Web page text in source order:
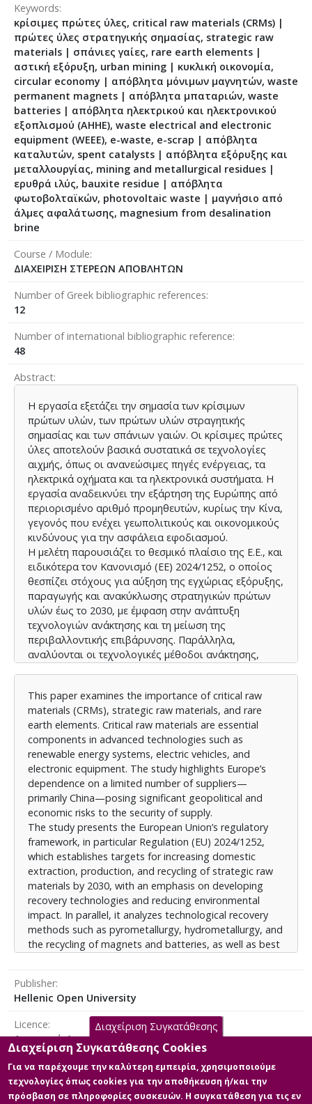
Keywords
κρίσιμες πρώτες ύλες, critical raw materials (CRMs) |
πρώτες ύλες στρατηγικής σημασίας, strategic raw
materials | σπάνιες γαίες, rare earth elements |
αστική εξόρυξη, urban mining | κυκλική οικονομία,
circular economy | απόβλητα μόνιμων μαγνητών, waste
permanent magnets | απόβλητα μπαταριών, waste
batteries | απόβλητα ηλεκτρικού και ηλεκτρονικού
εξοπλισμού (ΑΗΗΕ), waste electrical and electronic
equipment (WEEE), e-waste, e-scrap | απόβλητα
καταλυτών, spent catalysts | απόβλητα εξόρυξης και
μεταλλουργίας, mining and metallurgical residues |
ερυθρά ιλύς, bauxite residue | απόβλητα
φωτοβολταϊκών, photovoltaic waste | μαγνήσιο από
άλμες αφαλάτωσης, magnesium from desalination
brine
Course / Module
ΔΙΑΧΕΙΡΙΣΗ ΣΤΕΡΕΩΝ ΑΠΟΒΛΗΤΩΝ
Number of Greek bibliographic references
12
Number of international bibliographic reference
48
Abstract
Η εργασία εξετάζει την σημασία των κρίσιμων
πρώτων υλών, των πρώτων υλών στραγητικής
σημασίας και των σπάνιων γαιών. Οι κρίσιμες πρώτες
ύλες αποτελούν βασικά συστατικά σε τεχνολογίες
αιχμής, όπως οι ανανεώσιμες πηγές ενέργειας, τα
ηλεκτρικά οχήματα και τα ηλεκτρονικά συστήματα. Η
εργασία αναδεικνύει την εξάρτηση της Ευρώπης από
περιορισμένο αριθμό προμηθευτών, κυρίως την Κίνα,
γεγονός που ενέχει γεωπολιτικούς και οικονομικούς
κινδύνους για την ασφάλεια εφοδιασμού.
Η μελέτη παρουσιάζει το θεσμικό πλαίσιο της Ε.Ε., και
ειδικότερα τον Κανονισμό (ΕΕ) 2024/1252, ο οποίος
θεσπίζει στόχους για αύξηση της εγχώριας εξόρυξης,
παραγωγής και ανακύκλωσης στρατηγικών πρώτων
υλών έως το 2030, με έμφαση στην ανάπτυξη
τεχνολογιών ανάκτησης και τη μείωση της
περιβαλλοντικής επιβάρυνσης. Παράλληλα,
αναλύονται οι τεχνολογικές μέθοδοι ανάκτησης,
βέλτιστες βιομηχανικές πρακτικές από πολυεθνικές
εταιρείες όπως η Umicore και η Heraeus.
Τα αποτελέσματα υπογραμμίζουν ότι η ενίσχυση της
κυκλικότητας των CRMs, μέσω της ανακύκλωσης και
επαναχρησιμοποίησης, είναι καθοριστικής σημασίας
για τη βιώσιμη ανάπτυξη, τη μείωση των
περιβαλλοντικών επιπτώσεων και τη διασφάλιση της
στρατηγικής αυτονομίας της Ε.Ε. Η εργασία καταλήγει
ότι η επίτευξη των στόχων προϋποθέτει
συντονισμένες πολιτικές, τεχνολογική καινοτομία και
επενδύσεις στην εκπαίδευση και έρευνα, ώστε να
ενισχυθεί η ευρωπαϊκή ανταγωνιστικότητα στο
πλαίσιο της παγκόσμιας ενεργειακής μετάβασης.
This paper examines the importance of critical raw
materials (CRMs), strategic raw materials, and rare
earth elements. Critical raw materials are essential
components in advanced technologies such as
renewable energy systems, electric vehicles, and
electronic equipment. The study highlights Europe’s
dependence on a limited number of suppliers—
primarily China—posing significant geopolitical and
economic risks to the security of supply.
The study presents the European Union’s regulatory
framework, in particular Regulation (EU) 2024/1252,
which establishes targets for increasing domestic
extraction, production, and recycling of strategic raw
materials by 2030, with an emphasis on developing
recovery technologies and reducing environmental
impact. In parallel, it analyzes technological recovery
methods such as pyrometallurgy, hydrometallurgy, and
the recycling of magnets and batteries, as well as best
The findings underline that strengthening the circularity
of CRMs through recycling and reuse is crucial for
sustainable development, reducing environmental
impacts, and ensuring the EU’s strategic autonomy.
The paper concludes that achieving these objectives
requires coordinated policies, technological innovation,
and investments in education and research in order to
enhance European competitiveness within the context
Publisher
Hellenic Open University
Licence
Αναφορά Δημιουργού 4.0 Διεθνές
Main Files
Διαχείριση Συγκατάθεσης
Διαχείριση Συγκατάθεσης Cookies
Για να παρέχουμε την καλύτερη εμπειρία, χρησιμοποιούμε
τεχνολογίες όπως cookies για την αποθήκευση ή/και την
πρόσβαση σε πληροφορίες συσκευών. Η συγκατάθεση για τις εν